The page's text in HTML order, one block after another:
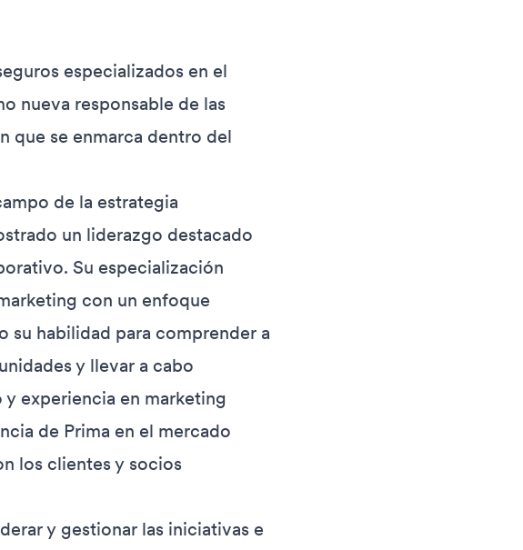
especializados en el
nueva responsable de las
que se enmarca dentro del
de la estrategia
un liderazgo destacado
Su especialización
con un enfoque
su habilidad para comprender a
y llevar a cabo
experiencia en marketing
de Prima en el mercado
los clientes y socios
y gestionar las iniciativas e